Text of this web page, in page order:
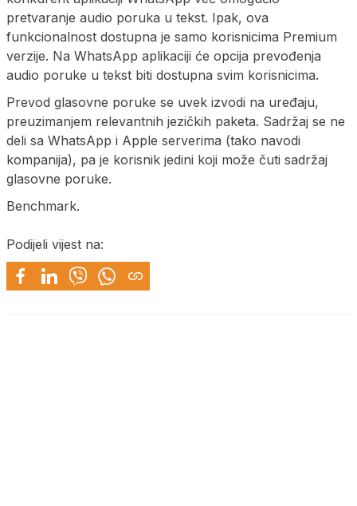
pretvaranje audio poruka u tekst. Ipak, ova
funkcionalnost dostupna je samo korisnicima Premium
verzije. Na WhatsApp aplikaciji će opcija prevođenja
audio poruke u tekst biti dostupna svim korisnicima.
Prevod glasovne poruke se uvek izvodi na uređaju,
preuzimanjem relevantnih jezičkih paketa. Sadržaj se ne
deli sa WhatsApp i Apple serverima (tako navodi
kompanija), pa je korisnik jedini koji može čuti sadržaj
glasovne poruke.
Benchmark.
Podijeli vijest na: